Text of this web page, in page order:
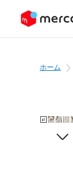
ツにスキップ
ホーム